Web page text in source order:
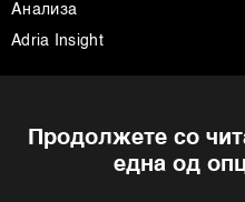
Продолжете со
една од
Анализа
Adria Insight
Импресум
Политика на приватност